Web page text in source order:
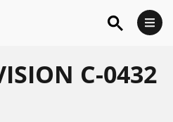
C-0432